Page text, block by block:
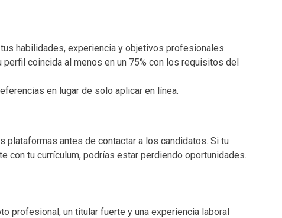
habilidades, experiencia y objetivos profesionales.
coincida al menos en un 75% con los requisitos del
en lugar de solo aplicar en línea.
plataformas antes de contactar a los candidatos. Si tu
con tu currículum, podrías estar perdiendo oportunidades.
profesional, un titular fuerte y una experiencia laboral